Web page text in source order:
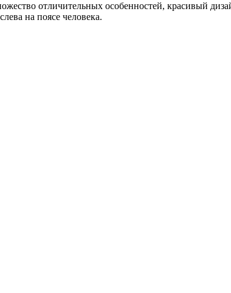
отличительных особенностей, красивый
на поясе человека.